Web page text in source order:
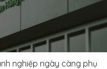
nghiệp ngày càng phụ